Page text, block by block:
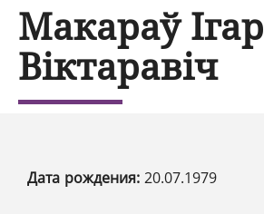
Макараў Ігар
Віктаравіч
Дата рождения: 20.07.1979